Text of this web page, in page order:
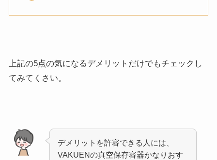
上記の5点の気になるデメリットだけでもチェックし
てみてくさい。
デメリットを許容できる人には、
VAKUENの真空保存容器かなりおす